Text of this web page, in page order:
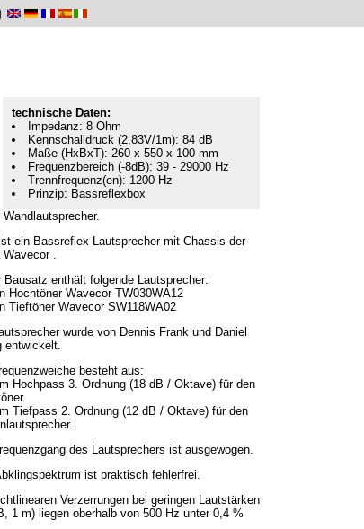
technische Daten:
Impedanz: 8 Ohm
Kennschalldruck (2,83V/1m): 84 dB
Maße (HxBxT): 260 x 550 x 100 mm
Frequenzbereich (-8dB): 39 - 29000 Hz
Trennfrequenz(en): 1200 Hz
Prinzip: Bassreflexbox
Wandlautsprecher.
ein Bassreflex-Lautsprecher mit Chassis der
Wavecor .
Bausatz enthält folgende Lautsprecher:
Hochtöner Wavecor TW030WA12
Tieftöner Wavecor SW118WA02
wurde von Dennis Frank und Daniel
entwickelt.
besteht aus:
Hochpass 3. Ordnung (18 dB / Oktave) für den
Tiefpass 2. Ordnung (12 dB / Oktave) für den
des Lautsprechers ist ausgewogen.
ist praktisch fehlerfrei.
Verzerrungen bei geringen Lautstärken
1 m) liegen oberhalb von 500 Hz unter 0,4 %